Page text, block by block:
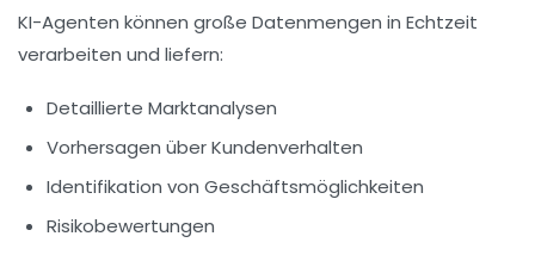
KI-Agenten können große Datenmengen in Echtzeit
verarbeiten und liefern:
Detaillierte Marktanalysen
Vorhersagen über Kundenverhalten
Identifikation von Geschäftsmöglichkeiten
Risikobewertungen